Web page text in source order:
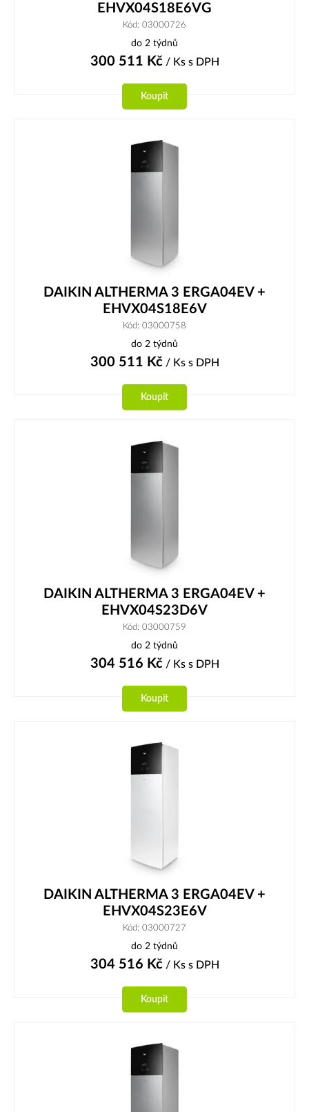
EHVX04S18E6VG
Kód: 03000726
do 2 týdnů
300 511 Kč/ Ks s DPH
Koupit
DAIKIN ALTHERMA 3 ERGA04EV +
EHVX04S18E6V
Kód: 03000758
do 2 týdnů
300 511 Kč/ Ks s DPH
Koupit
DAIKIN ALTHERMA 3 ERGA04EV +
EHVX04S23D6V
Kód: 03000759
do 2 týdnů
304 516 Kč/ Ks s DPH
Koupit
DAIKIN ALTHERMA 3 ERGA04EV +
EHVX04S23E6V
Kód: 03000727
do 2 týdnů
304 516 Kč/ Ks s DPH
Koupit